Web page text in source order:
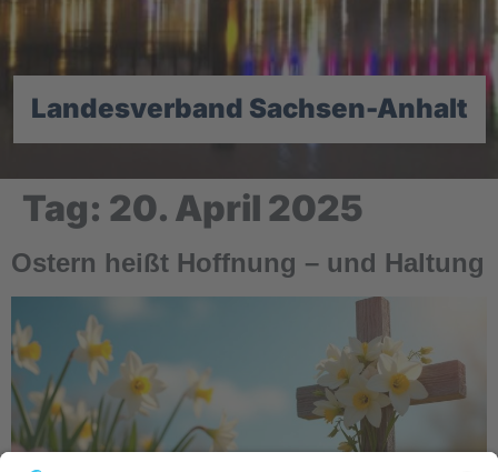
Landesverband Sachsen-Anhalt
Tag: 20. April 2025
Ostern heißt Hoffnung – und Haltung